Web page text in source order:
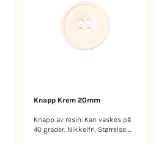
Knapp Krem 20mm
Knapp av resin. Kan vaskes på
40 grader. Nikkelfri. Størrelse: